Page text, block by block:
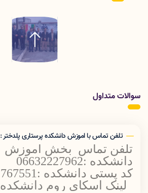
سوالات متداول
تلفن تماس با اموزش دانشکده پرستاری پلدختر ::
تلفن تماس بخش اموزش
دانشکده :06632227962
کد پستی دانشکده :6851767551
لینک اسکای روم دانشکده